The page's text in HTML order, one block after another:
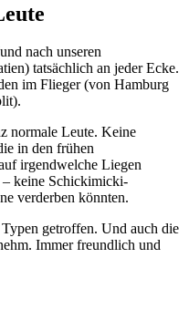
nach unseren
tatsächlich an jeder Ecke.
im Flieger (von Hamburg
normale Leute. Keine
in den frühen
irgendwelche Liegen
– keine Schickimicki-
verderben könnten.
getroffen. Und auch die
Immer freundlich und